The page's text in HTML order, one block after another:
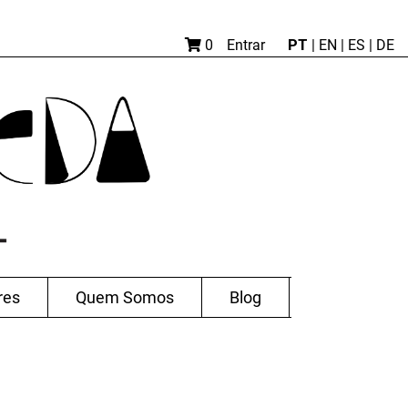
0 Entrar PT | EN | ES | DE
Quem Somos Blog